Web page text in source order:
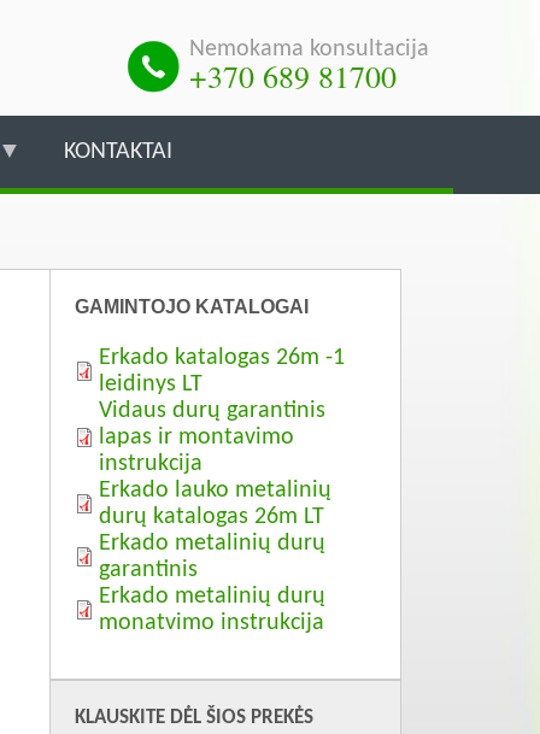
Nemokama konsultacija
+370 689 81700
KONTAKTAI
GAMINTOJO KATALOGAI
Erkado katalogas 26m -1
leidinys LT
Vidaus durų garantinis
lapas ir montavimo
instrukcija
Erkado lauko metalinių
durų katalogas 26m LT
Erkado metalinių durų
garantinis
Erkado metalinių durų
monatvimo instrukcija
KLAUSKITE DĖL ŠIOS PREKĖS